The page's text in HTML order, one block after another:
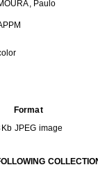
Paulo
Format
JPEG image